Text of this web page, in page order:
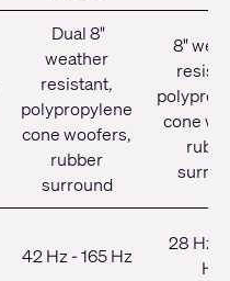
Dual 8"
weather
resistant,
polypropylene
cone woofers,
rubber
surround
8"
cone
42 Hz - 165 Hz
28 Hz -
Hz